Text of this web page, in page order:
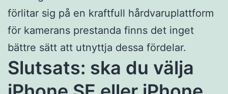
förlitar sig på en kraftfull hårdvaruplattform
för kamerans prestanda finns det inget
bättre sätt att utnyttja dessa fördelar.
Slutsats: ska du välja